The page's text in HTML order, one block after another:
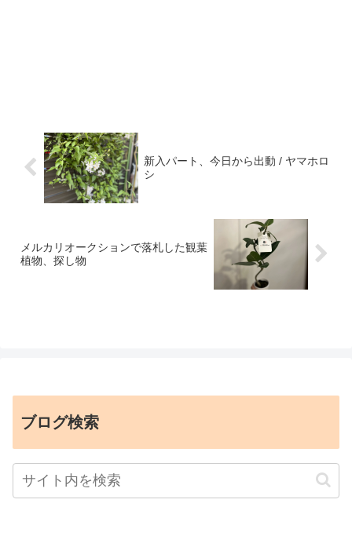
新入パート、今日から出動 / ヤマホロ
シ
メルカリオークションで落札した観葉
植物、探し物
ブログ検索